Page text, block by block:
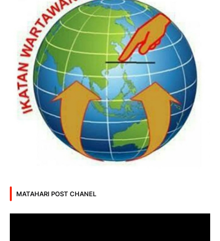
MATAHARI POST CHANEL